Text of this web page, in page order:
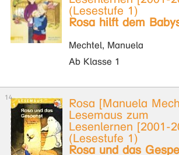
(Lesestufe 1)
Rosa hilft dem
Mechtel, Manuela
Ab Klasse 1
Rosa [Manuela
Lesemaus zum
Lesenlernen [2001-
(Lesestufe 1)
Rosa und das